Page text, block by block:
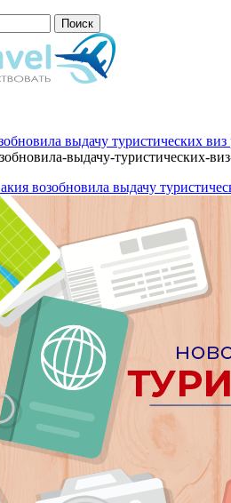
выдачу туристических виз
выдачу-туристических-
возобновила выдачу